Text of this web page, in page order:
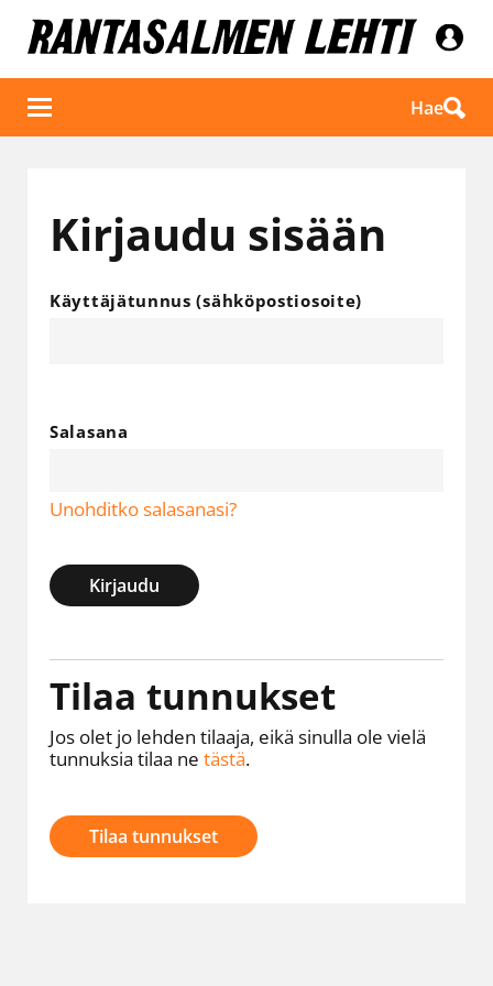
Hae
Kirjaudu sisään
Käyttäjätunnus (sähköpostiosoite)
Salasana
Unohditko salasanasi?
Kirjaudu
Tilaa tunnukset
Jos olet jo lehden tilaaja, eikä sinulla ole vielä
tunnuksia tilaa ne tästä.
Tilaa tunnukset